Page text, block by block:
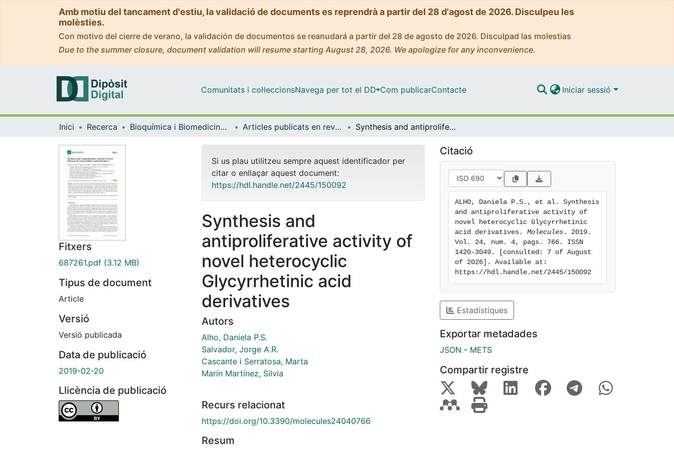
Amb motiu del tancament d'estiu, la validació de documents es reprendrà a partir del 28 d'agost de 2026. Disculpeu les
molèsties.
Con motivo del cierre de verano, la validación de documentos se reanudará a partir del 28 de agosto de 2026. Disculpad las molestias
Due to the summer closure, document validation will resume starting August 28, 2026. We apologize for any inconvenience.
Comunitats i col·leccionsNavega per tot el DD Com publicarContacte Iniciar sessió
Inici Recerca Bioquímica i Biomedicina Molecular Articles publicats en revistes (Bioquímica i Biomedicina Molecular) Synthesis and antiproliferative activity of novel heterocyclic Glycyrrhetinic acid derivatives
Fitxers
687261.pdf (3.12 MB)
Tipus de document
Article
Versió
Versió publicada
Data de publicació
2019-02-20
Llicència de publicació
Si us plau utilitzeu sempre aquest identificador per
citar o enllaçar aquest document:
https://hdl.handle.net/2445/150092
Synthesis and
antiproliferative activity of
novel heterocyclic
Glycyrrhetinic acid
derivatives
Autors
Alho, Daniela P.S.
Salvador, Jorge A.R.
Cascante i Serratosa, Marta
Marín Martínez, Silvia
Recurs relacionat
https://doi.org/10.3390/molecules24040766
Resum
Citació
ALHO, Daniela P.S., et al. Synthesis
and antiproliferative activity of
novel heterocyclic Glycyrrhetinic
acid derivatives. Molecules . 2019.
Vol. 24, num. 4, pags. 766. ISSN
1420-3049. [consulted: 7 of August
of 2026]. Available at:
https://hdl.handle.net/2445/150092
Estadístiques
Exportar metadades
JSON - METS
Compartir registre